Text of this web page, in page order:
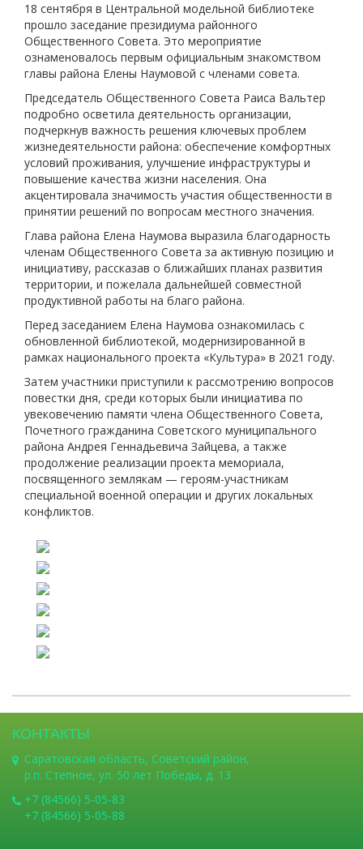
18 сентября в Центральной модельной библиотеке
прошло заседание президиума районного
Общественного Совета. Это мероприятие
ознаменовалось первым официальным знакомством
главы района Елены Наумовой с членами совета.
Председатель Общественного Совета Раиса Вальтер
подробно осветила деятельность организации,
подчеркнув важность решения ключевых проблем
жизнедеятельности района: обеспечение комфортных
условий проживания, улучшение инфраструктуры и
повышение качества жизни населения. Она
акцентировала значимость участия общественности в
принятии решений по вопросам местного значения.
Глава района Елена Наумова выразила благодарность
членам Общественного Совета за активную позицию и
инициативу, рассказав о ближайших планах развития
территории, и пожелала дальнейшей совместной
продуктивной работы на благо района.
Перед заседанием Елена Наумова ознакомилась с
обновленной библиотекой, модернизированной в
рамках национального проекта «Культура» в 2021 году.
Затем участники приступили к рассмотрению вопросов
повестки дня, среди которых были инициатива по
увековечению памяти члена Общественного Совета,
Почетного гражданина Советского муниципального
района Андрея Геннадьевича Зайцева, а также
продолжение реализации проекта мемориала,
посвященного землякам — героям-участникам
специальной военной операции и других локальных
конфликтов.
КОНТАКТЫ
Саратовская область, Советский район,
р.п. Степное, ул. 50 лет Победы, д. 13
+7 (84566) 5-05-83
+7 (84566) 5-05-88